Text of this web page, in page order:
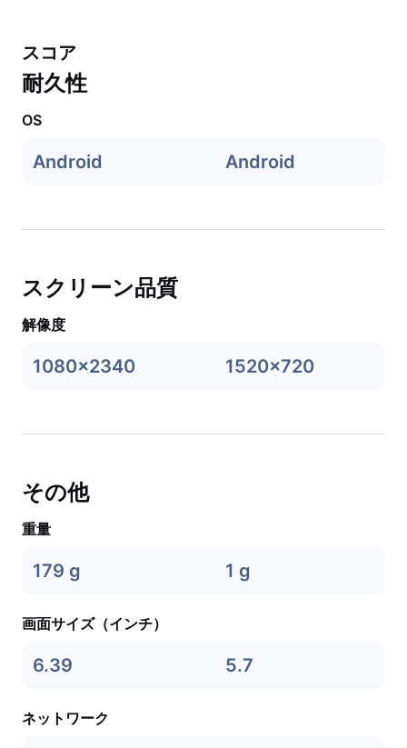
スコア
耐久性
OS
Android Android
スクリーン品質
解像度
1080x2340 1520x720
その他
重量
179 g 1 g
画面サイズ（インチ）
6.39 5.7
ネットワーク